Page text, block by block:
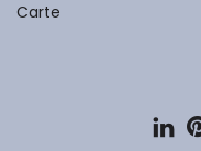
Carte